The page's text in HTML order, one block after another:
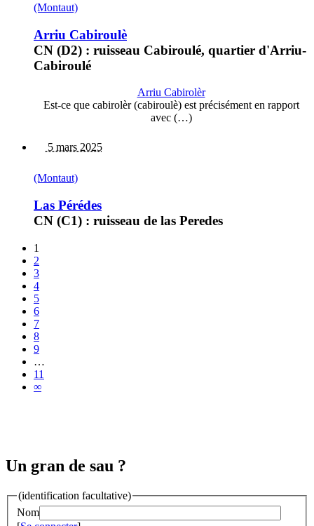
(Montaut)
Arriu Cabiroulè
CN (D2) : ruisseau Cabiroulé, quartier d'Arriu-
Cabiroulé
Arriu Cabirolèr
Est-ce que cabirolèr (cabiroulè) est précisément en rapport
avec (…)
5 mars 2025
(Montaut)
Las Pérédes
CN (C1) : ruisseau de las Peredes
1
2
3
4
5
6
7
8
9
…
11
∞
Un gran de sau ?
(identification facultative)
Nom